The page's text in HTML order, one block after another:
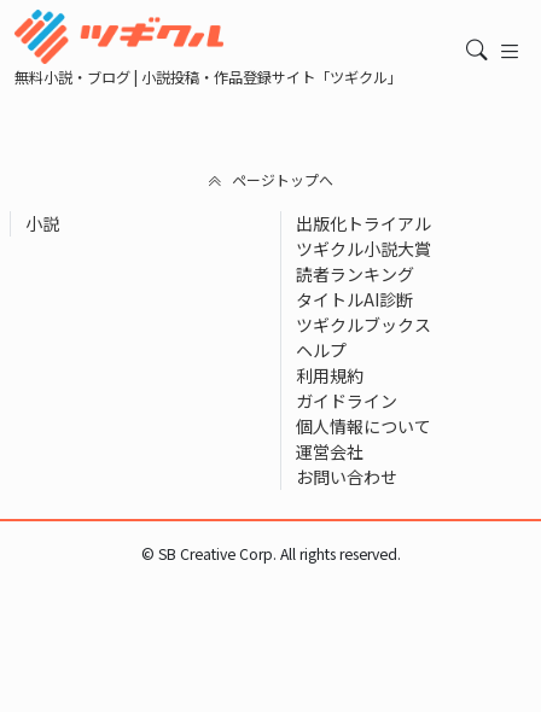
無料小説・ブログ | 小説投稿・作品登録サイト「ツギクル」
ページトップへ
小説
出版化トライアル
ツギクル小説大賞
読者ランキング
タイトルAI診断
ツギクルブックス
ヘルプ
利用規約
ガイドライン
個人情報について
運営会社
お問い合わせ
© SB Creative Corp. All rights reserved.